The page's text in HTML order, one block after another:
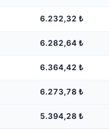
6.232,32 ₺
6.282,64 ₺
6.364,42 ₺
6.273,78 ₺
5.394,28 ₺